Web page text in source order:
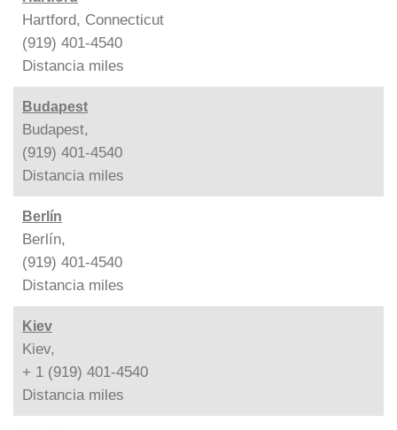
Hartford, Connecticut
(919) 401-4540
Distancia miles
Budapest
Budapest,
(919) 401-4540
Distancia miles
Berlín
Berlín,
(919) 401-4540
Distancia miles
Kiev
Kiev,
+ 1 (919) 401-4540
Distancia miles